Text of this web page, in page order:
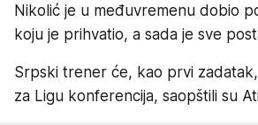
Nikolić je u međuvremenu dobio
koju je prihvatio, a sada je sve
Srpski trener će, kao prvi
za Ligu konferencija, saopštili su